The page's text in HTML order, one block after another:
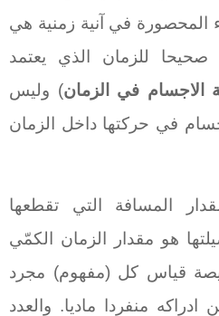
المحصورة في آنية زمنية هي
صحيحا للزمان الذي يعتمد
الاجسام في الزمان) وليس
في حركتها داخل الزمان
المسافة التي تقطعها
هو مقدار الزمان الكمّي
قياس كل (مفهوم) مجرد
منفردا ماديا. والعدد